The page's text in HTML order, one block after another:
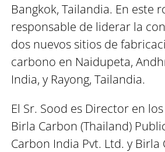
Bangkok, Tailandia. En este
responsable de liderar la
dos nuevos sitios de
carbono en Naidupeta,
India, y Rayong, Tailandia.
El Sr. Sood es Director en
Birla Carbon (Thailand)
Carbon India Pvt. Ltd. y Birla